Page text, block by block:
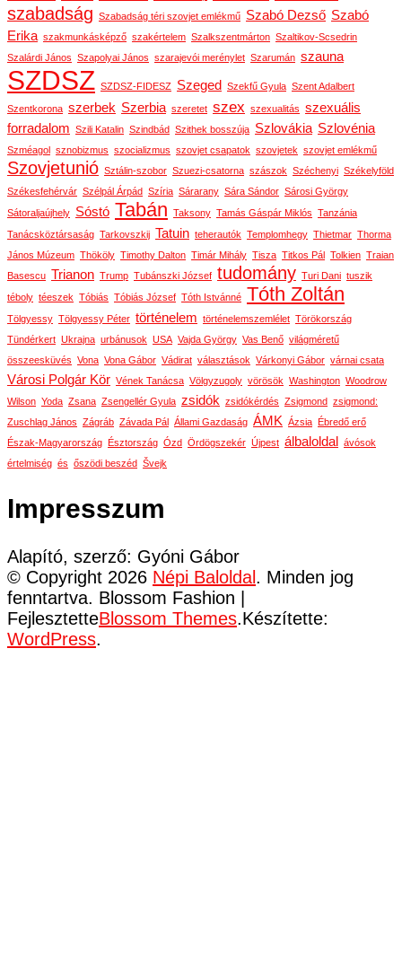
szabadság Szabadság téri szovjet emlékmű Szabó Dezső Szabó
Erika szakmunkásképző szakértelem Szalkszentmárton Szaltikov-Scsedrin
Szalárdi János Szapolyai János szarajevói merénylet Szarumán szauna
SZDSZ SZDSZ-FIDESZ Szeged Szekfű Gyula Szent Adalbert
Szentkorona szerbek Szerbia szeretet szex szexualitás szexuális
forradalom Szili Katalin Szindbád Szithek bosszúja Szlovákia Szlovénia
Szméagol sznobizmus szocializmus szovjet csapatok szovjetek szovjet emlékmű
Szovjetunió Sztálin-szobor Szuezi-csatorna szászok Széchenyi Székelyföld
Székesfehérvár Szélpál Árpád Szíria Sárarany Sára Sándor Sárosi György
Sátoraljaújhely Sóstó Tabán Taksony Tamás Gáspár Miklós Tanzánia
Tanácsköztársaság Tarkovszkij Tatuin teherautók Templomhegy Thietmar Thorma
János Múzeum Thököly Timothy Dalton Timár Mihály Tisza Titkos Pál Tolkien Traian
Basescu Trianon Trump Tubánszki József tudomány Turi Dani tuszik
téboly téeszek Tóbiás Tóbiás József Tóth Istvánné Tóth Zoltán
Tölgyessy Tölgyessy Péter történelem történelemszemlélet Törökország
Tündérkert Ukrajna urbánusok USA Vajda György Vas Benő világméretű
összeesküvés Vona Vona Gábor Vádirat választások Várkonyi Gábor várnai csata
Városi Polgár Kör Vének Tanácsa Völgyzugoly vörösök Washington Woodrow
Wilson Yoda Zsana Zsengellér Gyula zsidók zsidókérdés Zsigmond zsigmond:
Zuschlag János Zágráb Závada Pál Állami Gazdaság ÁMK Ázsia Ébredő erő
Észak-Magyarország Észtország Ózd Ördögszekér Újpest álbaloldal
ávósok
értelmiség és őszödi beszéd Švejk
Impresszum
Alapító, szerző: Gyóni Gábor
© Copyright 2026 Népi Baloldal . Minden jog
fenntartva. Blossom Fashion |
FejlesztetteBlossom Themes.Készítette:
WordPress.